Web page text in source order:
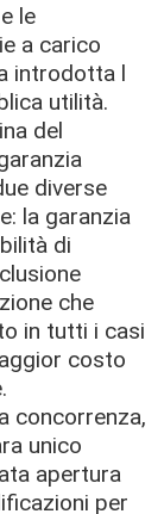
le
a carico
introdotta l
utilità.
del
diverse
la garanzia
di
che
in tutti i casi
costo
concorrenza,
unico
apertura
per